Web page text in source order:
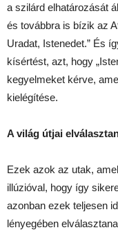
a szilárd elhatározását
és továbbra is bízik az
Uradat, Istenedet.” És
kísértést, azt, hogy
kegyelmeket kérve,
kielégítése.
A világ útjai
Ezek azok az utak,
illúzióval, hogy így
azonban ezek teljesen
lényegében